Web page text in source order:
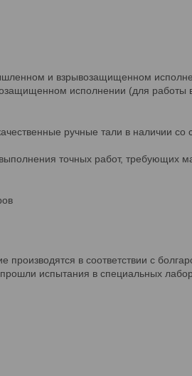
и взрывозащищенном
исполнении (для работы
ручные тали в наличии со
точных работ, требующих
в соответствии с
испытания в специальных